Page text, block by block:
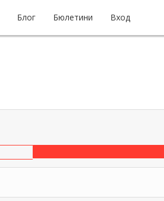
Блог Бюлетини Вход